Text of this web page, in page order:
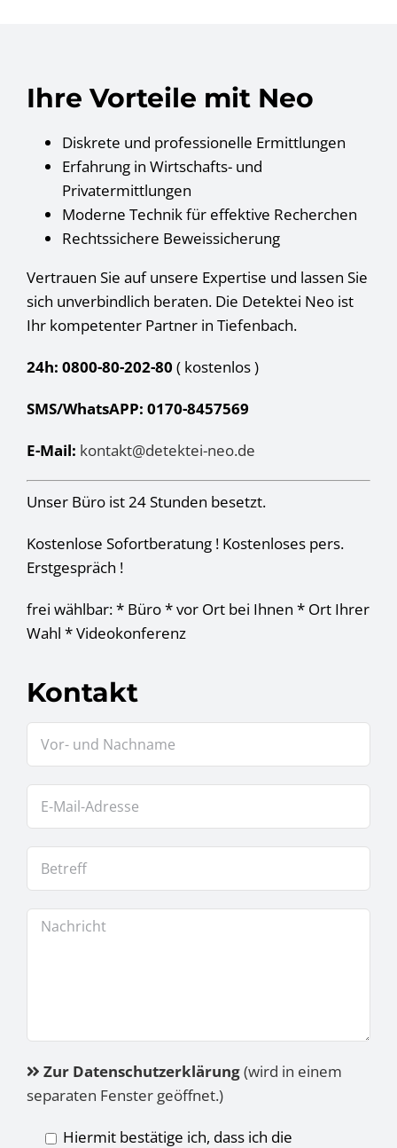
Ihre Vorteile mit Neo
Diskrete und professionelle Ermittlungen
Erfahrung in Wirtschafts- und
Privatermittlungen
Moderne Technik für effektive Recherchen
Rechtssichere Beweissicherung
Vertrauen Sie auf unsere Expertise und lassen Sie
sich unverbindlich beraten. Die Detektei Neo ist
Ihr kompetenter Partner in Tiefenbach.
24h: 0800-80-202-80 ( kostenlos)
SMS/WhatsAPP: 0170-8457569
E-Mail: kontakt@detektei-neo.de
Unser Büro ist 24 Stunden besetzt.
Kostenlose Sofortberatung ! Kostenloses pers.
Erstgespräch !
frei wählbar: * Büro * vor Ort bei Ihnen * Ort Ihrer
Wahl * Videokonferenz
Kontakt
Zur Datenschutzerklärung(wird in einem
separaten Fenster geöffnet.)
Hiermit bestätige ich, dass ich die